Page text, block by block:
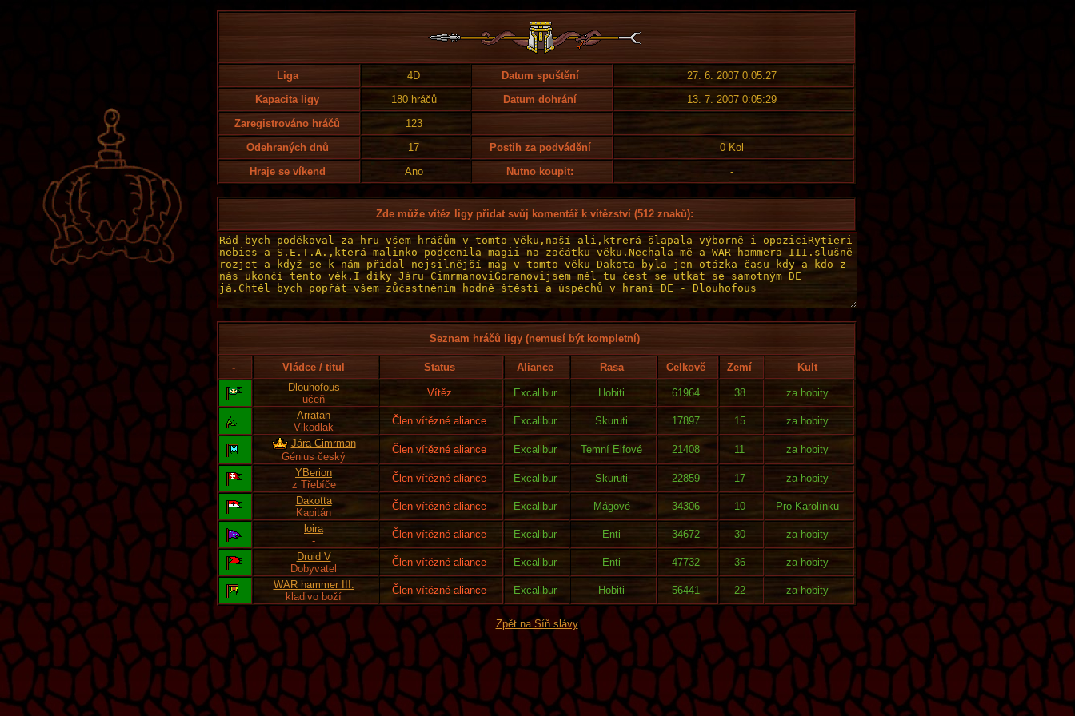
Liga 4D Datum spuštění
27. 6. 2007 0:05:27
Kapacita ligy
180 hráčů Datum dohrání
13. 7. 2007 0:05:29
Zaregistrováno hráčů
123
Odehraných dnů
17 Postih za podvádění
0 Kol
Hraje se víkend
Ano Nutno koupit: -
Zde může vítěz ligy přidat svůj komentář k vítězství (512 znaků):
Seznam hráčů ligy (nemusí být kompletní)
- Vládce / titul Status Aliance Rasa Celkově Zemí
Kult
Dlouhofous
učeň
Vítěz Excalibur Hobiti 61964 38
za hobity
Arratan
Vlkodlak
Člen vítězné aliance Excalibur Skuruti 17897 15
za hobity
Jára Cimrman
Génius český
Člen vítězné aliance Excalibur Temní Elfové 21408 11
za hobity
YBerion
z Třebíče
Člen vítězné aliance Excalibur Skuruti 22859 17
za hobity
Dakotta
Kapitán
Člen vítězné aliance Excalibur Mágové 34306 10
Pro Karolínku
loira
-
Člen vítězné aliance Excalibur Enti 34672 30
za hobity
Druid V
Dobyvatel
Člen vítězné aliance Excalibur Enti 47732 36
za hobity
WAR hammer III.
kladivo boží
Člen vítězné aliance Excalibur Hobiti 56441 22 za hobity
Zpět na Síň slávy